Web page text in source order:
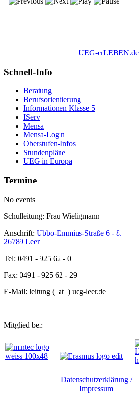
UEG-erLEBEN.de
Schnell-Info
Beratung
Berufsorientierung
Informationen Klasse 5
IServ
Mensa
Mensa-Login
Oberstufen-Infos
Stundenpläne
UEG in Europa
Termine
No events
Schulleitung: Frau Wieligmann
Anschrift: Ubbo-Emmius-Straße 6 - 8,
26789 Leer
Tel: 0491 - 925 62 - 0
Fax: 0491 - 925 62 - 29
E-Mail: leitung (_at_) ueg-leer.de
Mitglied bei:
Datenschutzerklärung /
Impressum